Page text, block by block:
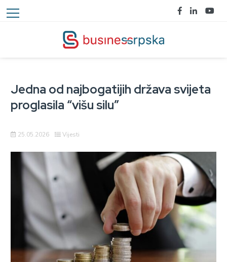
Jedna od najbogatijih država svijeta
proglasila “višu silu”
25.05.2026 Vijesti